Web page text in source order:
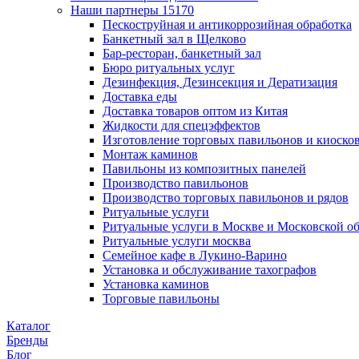
Наши партнеры 15170
Пескоструйная и антикоррозийная обработка
Банкетный зал в Щелково
Бар-ресторан, банкетный зал
Бюро ритуальных услуг
Дезинфекция, Дезинсекция и Дератизация
Доставка еды
Доставка товаров оптом из Китая
Жидкости для спецэффектов
Изготовление торговых павильонов и киосков
Монтаж каминов
Павильоны из композитных панелей
Производство павильонов
Производство торговых павильонов и рядов
Ритуальные услуги
Ритуальные услуги в Москве и Московской
Ритуальные услуги москва
Семейное кафе в Лукино-Варино
Установка и обслуживание тахографов
Установка каминов
Торговые павильоны
Каталог
Бренды
Блог